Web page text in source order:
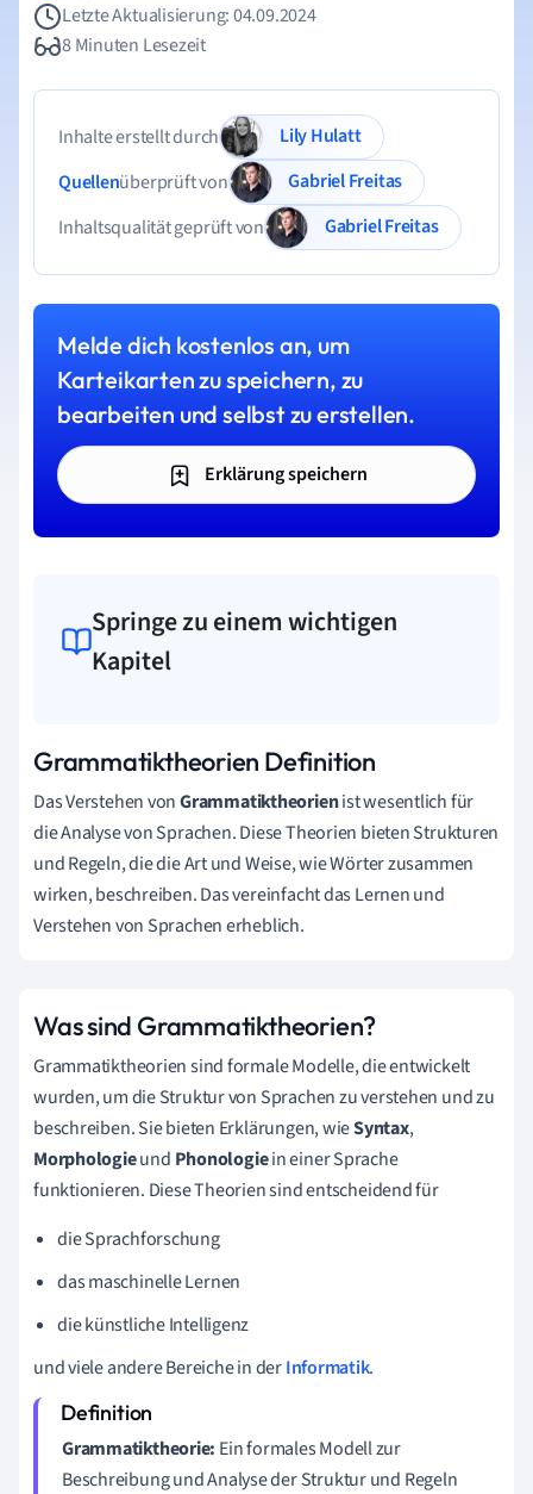
Letzte Aktualisierung: 04.09.2024
8 Minuten Lesezeit
Inhalte erstellt durch
Lily Hulatt
Quellenüberprüft von
Gabriel Freitas
Inhaltsqualität geprüft von
Gabriel Freitas
Melde dich kostenlos an, um
Karteikarten zu speichern, zu
bearbeiten und selbst zu erstellen.
Erklärung speichern
Springe zu einem wichtigen
Kapitel
Grammatiktheorien Definition
Das Verstehen vonGrammatiktheorienist wesentlich für
die Analyse von Sprachen. Diese Theorien bieten Strukturen
und Regeln, die die Art und Weise, wie Wörter zusammen
wirken, beschreiben. Das vereinfacht das Lernen und
Verstehen von Sprachen erheblich.
Was sind Grammatiktheorien?
Grammatiktheorien sind formale Modelle, die entwickelt
wurden, um die Struktur von Sprachen zu verstehen und zu
beschreiben. Sie bieten Erklärungen, wieSyntax,
Morphologieund Phonologiein einer Sprache
funktionieren. Diese Theorien sind entscheidend für
die Sprachforschung
das maschinelle Lernen
die künstliche Intelligenz
und viele andere Bereiche in derInformatik.
Grammatiktheorie: Ein formales Modell zur
Beschreibung und Analyse der Struktur und Regeln